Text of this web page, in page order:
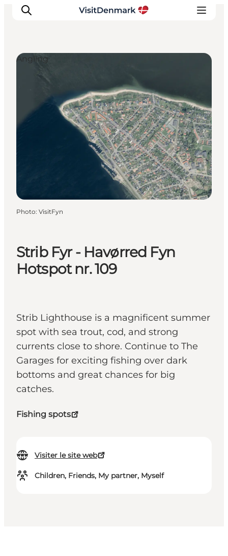
Destinations
Quoi faire
Hébergements
Planifiez votre voyage
Strib Fyr - Havørred Fyn
Hotspot nr. 109
Strib Lighthouse is a magnificent summer
spot with sea trout, cod, and strong
currents close to shore. Continue to The
Garages for exciting fishing over dark
bottoms and great chances for big
catches.
Fishing spots
Visiter le site web
Children, Friends, My partner, Myself
Angling
Photo: VisitFyn